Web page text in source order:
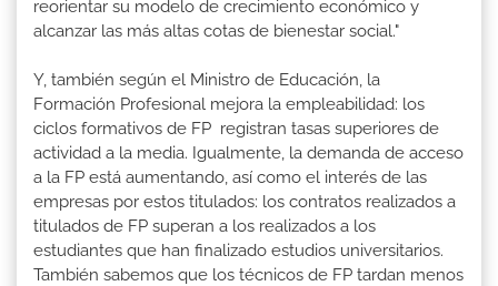
reorientar su modelo de crecimiento económico y
alcanzar las más altas cotas de bienestar social."
Y, también según el Ministro de Educación, la
Formación Profesional mejora la empleabilidad: los
ciclos formativos de FP registran tasas superiores de
actividad a la media. Igualmente, la demanda de acceso
a la FP está aumentando, así como el interés de las
empresas por estos titulados: los contratos realizados a
titulados de FP superan a los realizados a los
estudiantes que han finalizado estudios universitarios.
También sabemos que los técnicos de FP tardan menos